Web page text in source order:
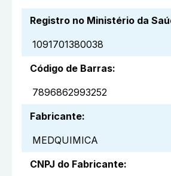
Registro no Ministério da
1091701380038
Código de Barras:
7896862993252
Fabricante:
MEDQUIMICA
CNPJ do Fabricante: